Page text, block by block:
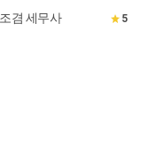
겸 세무사 5